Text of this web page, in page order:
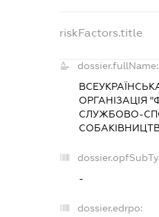
riskFactors.title
dossier.fullName:
ОРГАНІЗАЦІЯ
СЛУЖБОВО-
-
dossier.edrpo: